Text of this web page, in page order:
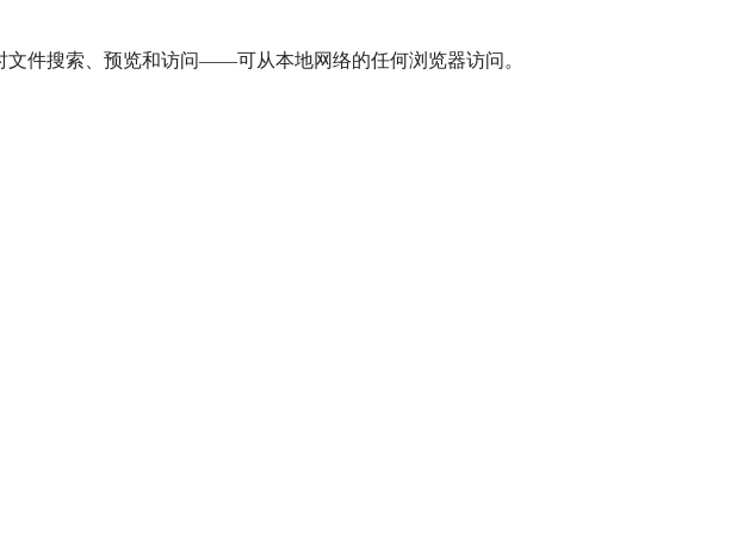
文件搜索、预览和访问——可从本地网络的任何浏览器访问。